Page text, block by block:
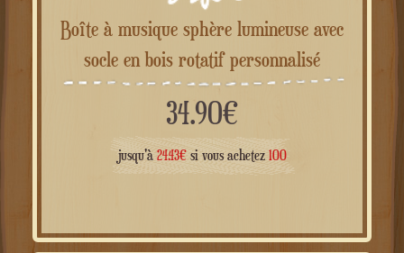
Boîte à musique sphère lumineuse avec
socle en bois rotatif personnalisé
34.90€
jusqu'à 24.43€si vous achetez 100